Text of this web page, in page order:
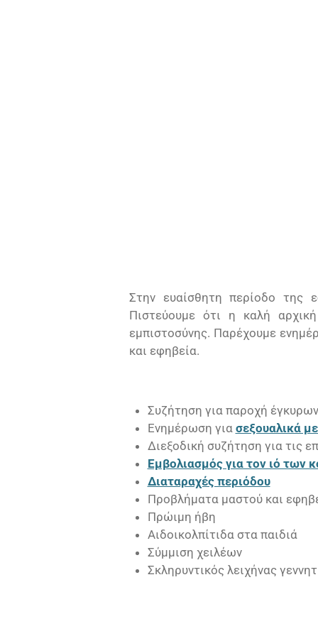
Στην ευαίσθητη περίοδο της
Πιστεύουμε ότι η καλή
εμπιστοσύνης. Παρέχουμε
και εφηβεία.
Συζήτηση για παροχή
Ενημέρωση για σεξουαλικά
Διεξοδική συζήτηση για τις
Εμβολιασμός για τον ιό των
Διαταραχές περιόδου
Προβλήματα μαστού και
Πρώιμη ήβη
Αιδοικολπίτιδα στα παιδιά
Σύμμιση χειλέων
Σκληρυντικός λειχήνας